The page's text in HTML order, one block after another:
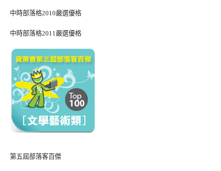
中時部落格2010嚴選優格
中時部落格2011嚴選優格
第五屆部落客百傑